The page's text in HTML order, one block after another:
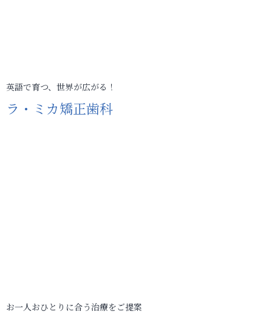
英語で育つ、世界が広がる！
ラ・ミカ矯正歯科
お一人おひとりに合う治療をご提案